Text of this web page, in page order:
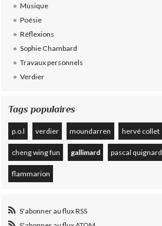
Musique
Poésie
Réflexions
Sophie Chambard
Travaux personnels
Verdier
Tags populaires
p.o.l verdier moundarren hervé collet
cheng wing fun gallimard pascal quignard
flammarion
S'abonner au flux RSS